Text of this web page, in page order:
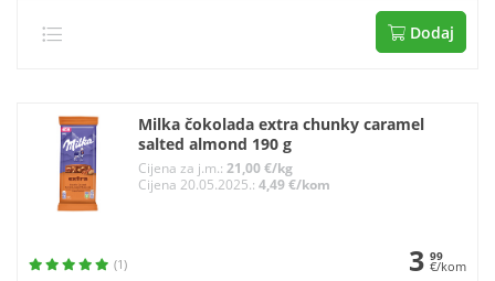
Dodaj
Milka čokolada extra chunky caramel
salted almond 190 g
Cijena za j.m.: 21,00 €/kg
Cijena 20.05.2025.: 4,49 €/kom
(1) 3 99
€/kom